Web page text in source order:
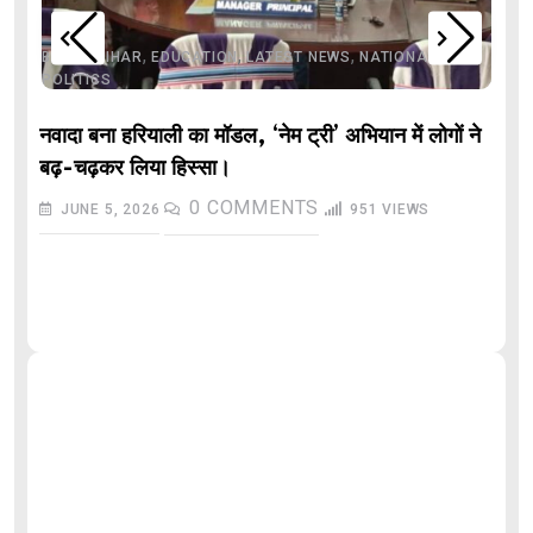
BIHAR,BIHAR, EDUCATION ,LATEST NEWS,NATIONAL
POLITICS
नवादा बना हरियाली का मॉडल, ‘नेम ट्री’ अभियान में लोगों ने
बढ़-चढ़कर लिया हिस्सा।
JUNE 5, 2026 0 COMMENTS 951 VIEWS